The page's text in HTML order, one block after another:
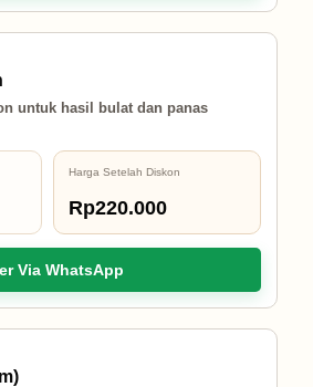
untuk hasil bulat dan panas
Harga Setelah Diskon
Rp220.000
Via WhatsApp